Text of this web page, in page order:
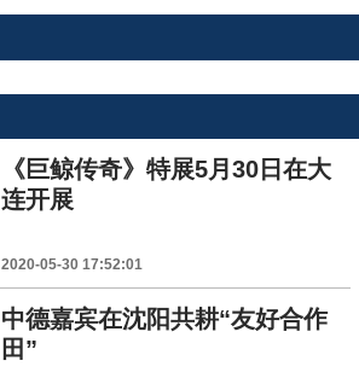
《巨鲸传奇》特展5月30日在大
连开展
2020-05-30 17:52:01
中德嘉宾在沈阳共耕“友好合作
田”